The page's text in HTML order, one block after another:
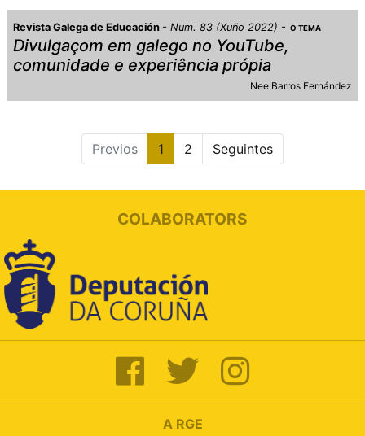
Revista Galega de Educación Num. 83 (Xuño 2022) O TEMA
Divulgaçom em galego no YouTube,
comunidade e experiência própia
Nee Barros Fernández
Previos 1 2 Seguintes
COLABORATORS
A RGE